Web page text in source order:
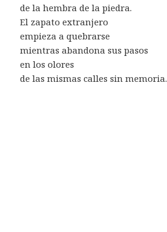
de la hembra de la piedra.
El zapato extranjero
empieza a quebrarse
mientras abandona sus pasos
en los olores
de las mismas calles sin memoria.